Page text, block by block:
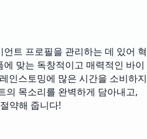
트 프로필을 관리하는 데 있어 혁
맞는 독창적이고 매력적인 바이
인스토밍에 많은 시간을 소비하지
의 목소리를 완벽하게 담아내고,
약해 줍니다!